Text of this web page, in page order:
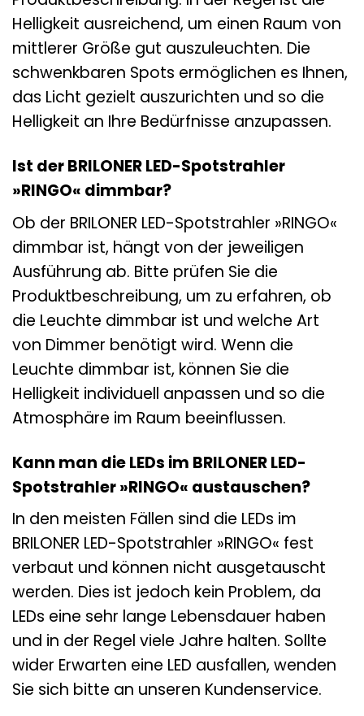
Helligkeit ausreichend, um einen Raum von
mittlerer Größe gut auszuleuchten. Die
schwenkbaren Spots ermöglichen es Ihnen,
das Licht gezielt auszurichten und so die
Helligkeit an Ihre Bedürfnisse anzupassen.
Ist der BRILONER LED-Spotstrahler
»RINGO« dimmbar?
Ob der BRILONER LED-Spotstrahler »RINGO«
dimmbar ist, hängt von der jeweiligen
Ausführung ab. Bitte prüfen Sie die
Produktbeschreibung, um zu erfahren, ob
die Leuchte dimmbar ist und welche Art
von Dimmer benötigt wird. Wenn die
Leuchte dimmbar ist, können Sie die
Helligkeit individuell anpassen und so die
Atmosphäre im Raum beeinflussen.
Kann man die LEDs im BRILONER LED-
Spotstrahler »RINGO« austauschen?
In den meisten Fällen sind die LEDs im
BRILONER LED-Spotstrahler »RINGO« fest
verbaut und können nicht ausgetauscht
werden. Dies ist jedoch kein Problem, da
LEDs eine sehr lange Lebensdauer haben
und in der Regel viele Jahre halten. Sollte
wider Erwarten eine LED ausfallen, wenden
Sie sich bitte an unseren Kundenservice.